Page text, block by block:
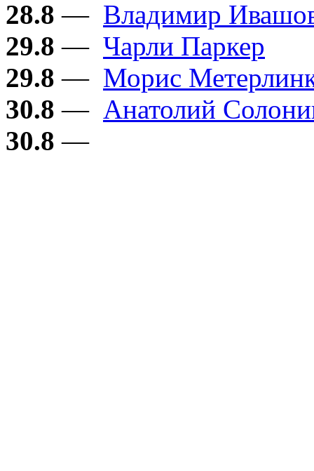
28.8 — Владимир
29.8 — Чарли Паркер
29.8 — Морис
30.8 — Анатолий
30.8 —